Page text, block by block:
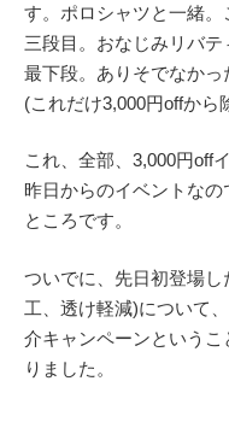
す。ポロシャツと一緒。
三段目。おなじみリバテ
最下段。ありそでなかっ
(これだけ3,000円offから
これ、全部、3,000円off
昨日からのイベントな
ところです。
ついでに、先日初登場
工、透け軽減)について
介キャンペーンという
りました。